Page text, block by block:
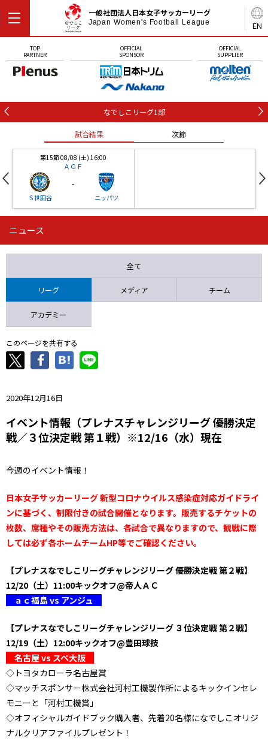
EN
一般社団法人日本女子サッカーリーグ
Japan Women's Football League
TOP
PARTNER
OFFICIAL
SPONSOR
OFFICIAL
SUPPLIER
なでしこリーグ1部
試合結果 次節
第15節 08/08 (土) 16:00
ＡＧＦ
Ｓ世田谷
-
ニッパツ
第16節 09/05 (土) 15:00
ニッパツ 石人の星
ニュース
全て
リーグ メディア チーム
アカデミー
このページを共有する
2020年12月16日
イベント情報（プレナスチャレンジリーグ 優勝決定
戦／３位決定戦 第１戦）※12/16（水）現在
今週のイベント情報！
日本女子サッカーリーグ 新型コロナウイルス感染症対応ガイドライ
ンに基づく、制限付きの試合開催となります。販売するチケットの
枚数、席種やその販売方法は、各試合で異なりますので、観戦に際
しては必ず各ホームチームHP等でご確認ください。
【プレナスなでしこリーグチャレンジリーグ 優勝決定戦 第２戦】
12/20（土）11:00キックオフ@帝人ＡＣ
ａｃ福島 vs アンジュ
【プレナスなでしこリーグチャレンジリーグ ３位決定戦 第２戦】
12/19（土）12:00キックオフ@豊田球技
名古屋 vs スペ大阪
◇トヨタカローラ名古屋賞
◇マッチスポンサー株式会社河村工機製作所によるキックインセレ
モニーと「河村工機賞」
◇オフィシャルガイドブック購入者、先着20名様になでしこオリジ
ナルクリアファイルプレゼント！